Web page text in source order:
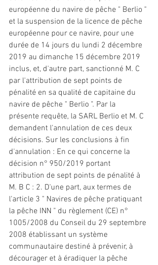
européenne du navire de pêche " Berlio "
et la suspension de la licence de pêche
européenne pour ce navire, pour une
durée de 14 jours du lundi 2 décembre
2019 au dimanche 15 décembre 2019
inclus, et, d'autre part, sanctionné M. C
par l'attribution de sept points de
pénalité en sa qualité de capitaine du
navire de pêche " Berlio ". Par la
présente requête, la SARL Berlio et M. C
demandent l'annulation de ces deux
décisions. Sur les conclusions à fin
d'annulation : En ce qui concerne la
décision n° 950/2019 portant
attribution de sept points de pénalité à
M. B C : 2. D'une part, aux termes de
l'article 3 " Navires de pêche pratiquant
la pêche INN " du règlement (CE) n°
1005/2008 du Conseil du 29 septembre
2008 établissant un système
communautaire destiné à prévenir, à
décourager et à éradiquer la pêche